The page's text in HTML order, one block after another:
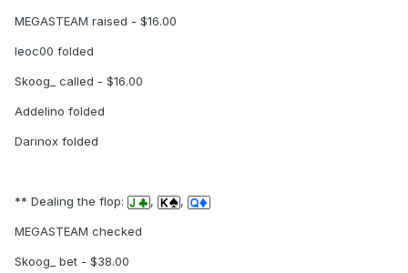
MEGASTEAM raised - $16.00
leoc00 folded
Skoog_ called - $16.00
Addelino folded
Darinox folded
** Dealing the flop: , ,
MEGASTEAM checked
Skoog_ bet - $38.00